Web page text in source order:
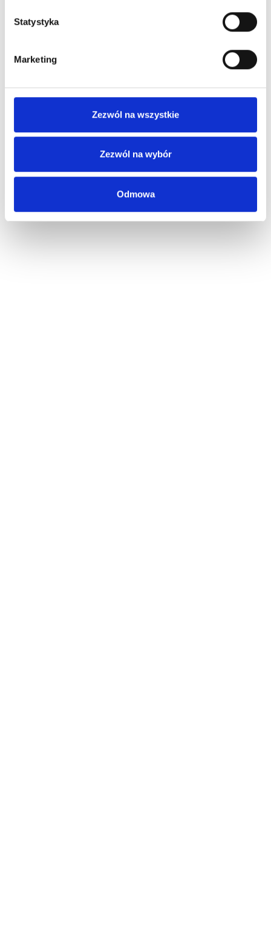
Statystyka
Marketing
Zezwól na wszystkie
Zezwól na wybór
Odmowa